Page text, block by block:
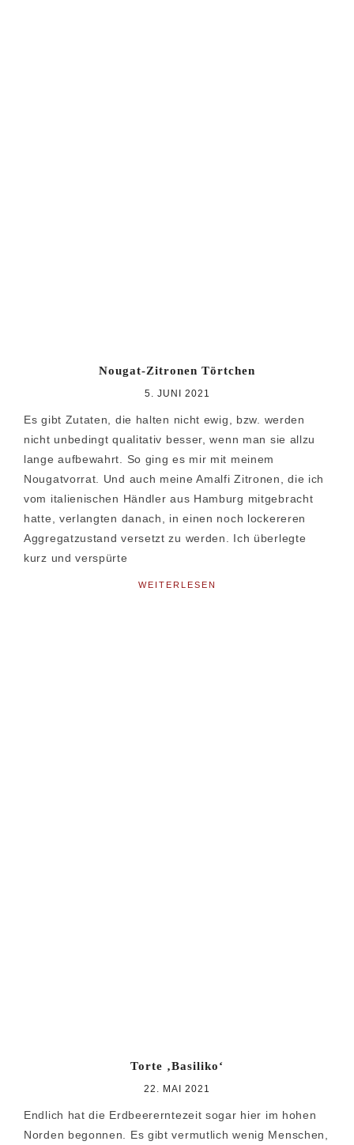
Nougat-Zitronen Törtchen
5. JUNI 2021
Es gibt Zutaten, die halten nicht ewig, bzw. werden
nicht unbedingt qualitativ besser, wenn man sie allzu
lange aufbewahrt. So ging es mir mit meinem
Nougatvorrat. Und auch meine Amalfi Zitronen, die ich
vom italienischen Händler aus Hamburg mitgebracht
hatte, verlangten danach, in einen noch lockereren
Aggregatzustand versetzt zu werden. Ich überlegte
kurz und verspürte
WEITERLESEN
Torte ‚Basiliko‘
22. MAI 2021
Endlich hat die Erdbeererntezeit sogar hier im hohen
Norden begonnen. Es gibt vermutlich wenig Menschen,